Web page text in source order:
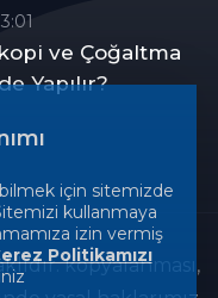
ve Çoğaltma
Yapılır?
kopyalanması,
için sitemizde
kullanmaya
izin vermiş
Politikamızı